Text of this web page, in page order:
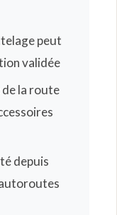
peut
validée
de la route
depuis